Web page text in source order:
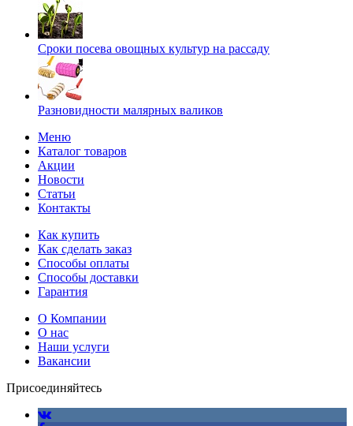
Сроки посева овощных культур на рассаду
Разновидности малярных валиков
Меню
Каталог товаров
Акции
Новости
Статьи
Контакты
Как купить
Как сделать заказ
Способы оплаты
Способы доставки
Гарантия
О Компании
О нас
Наши услуги
Вакансии
Присоединяйтесь